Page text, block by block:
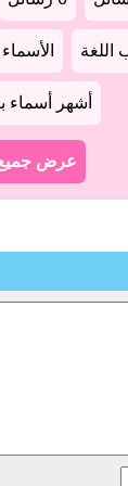
أشهر أسماء
عرض جميع